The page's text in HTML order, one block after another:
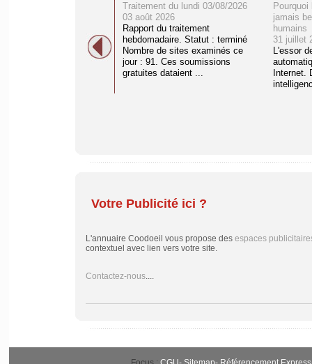
Traitement du lundi 03/08/2026
03 août 2026
Rapport du traitement
hebdomadaire. Statut : terminé
Nombre de sites examinés ce
jour : 91. Ces soumissions
gratuites dataient ...
jamais
humains
31 juillet
L'essor
Internet.
Votre Publicité ici ?
L'annuaire Coodoeil vous propose des espaces
contextuel avec lien vers votre site.
Contactez-nous....